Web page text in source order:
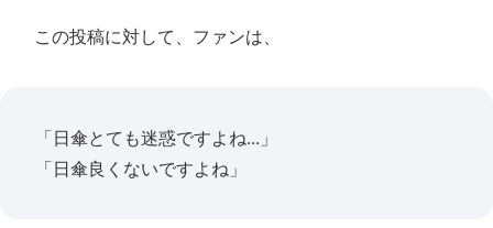
この投稿に対して、ファンは、
「日傘とても迷惑ですよね...」
「日傘良くないですよね」